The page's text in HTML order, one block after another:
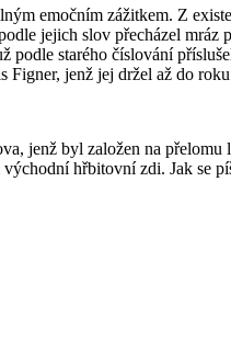
emočním zážitkem. Z
jejich slov přecházel mráz
starého číslování
jenž jej držel až do
jenž byl založen na
hřbitovní zdi. Jak se